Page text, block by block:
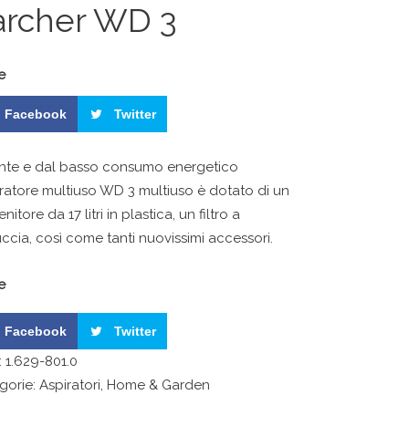
WD 3
Facebook Twitter
e dal basso consumo energetico
multiuso WD 3 multiuso è dotato di un
da 17 litri in plastica, un filtro a
così come tanti nuovissimi accessori.
Facebook Twitter
1.629-801.0
Aspiratori, Home & Garden